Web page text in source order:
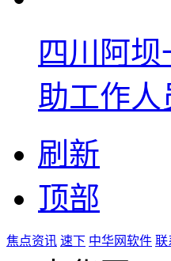
四川阿
助工作
刷新
顶部
焦点资讯 速下 中华网软件 联